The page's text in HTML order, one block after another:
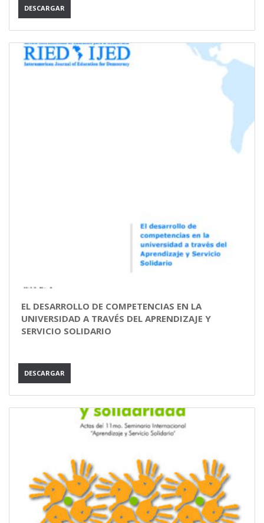
DESCARGAR
EL DESARROLLO DE COMPETENCIAS EN LA
UNIVERSIDAD A TRAVÉS DEL APRENDIZAJE Y
SERVICIO SOLIDARIO
DESCARGAR